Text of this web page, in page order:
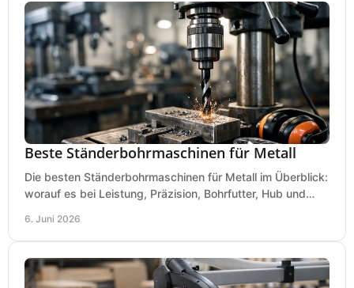
Beste Ständerbohrmaschinen für Metall
Die besten Ständerbohrmaschinen für Metall im Überblick:
worauf es bei Leistung, Präzision, Bohrfutter, Hub und
6. Juni 2026